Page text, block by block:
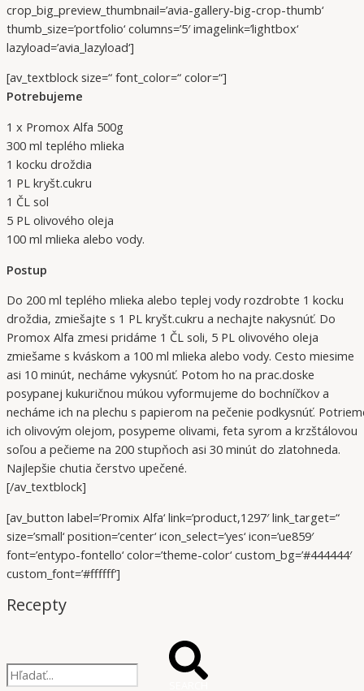
crop_big_preview_thumbnail=’avia-gallery-big-crop-thumb‘
thumb_size=’portfolio‘ columns=’5′ imagelink=’lightbox‘
lazyload=’avia_lazyload‘]
[av_textblock size=“ font_color=“ color=“]
Potrebujeme
1 x Promox Alfa 500g
300 ml teplého mlieka
1 kocku droždia
1 PL kryšt.cukru
1 ČL sol
5 PL olivového oleja
100 ml mlieka alebo vody.
Postup
Do 200 ml teplého mlieka alebo teplej vody rozdrobte 1 kocku
droždia, zmiešajte s 1 PL kryšt.cukru a nechajte nakysnúť. Do
Promox Alfa zmesi pridáme 1 ČL soli, 5 PL olivového oleja
zmiešame s kváskom a 100 ml mlieka alebo vody. Cesto miesime
asi 10 minút, necháme vykysnúť. Potom ho na prac.doske
posypanej kukuričnou múkou vyformujeme do bochníčkov a
necháme ich na plechu s papierom na pečenie podkysnúť.
ich olivovým olejom, posypeme olivami, feta syrom a krzštálovou
soľou a pečieme na 200 stupňoch asi 30 minút do zlatohneda.
Najlepšie chutia čerstvo upečené.
[/av_textblock]
[av_button label=’Promix Alfa‘ link=’product,1297′ link_target=“
size=’small‘ position=’center‘ icon_select=’yes‘ icon=’ue859′
font=’entypo-fontello‘ color=’theme-color‘ custom_bg=’#444444′
custom_font=’#ffffff‘]
Recepty